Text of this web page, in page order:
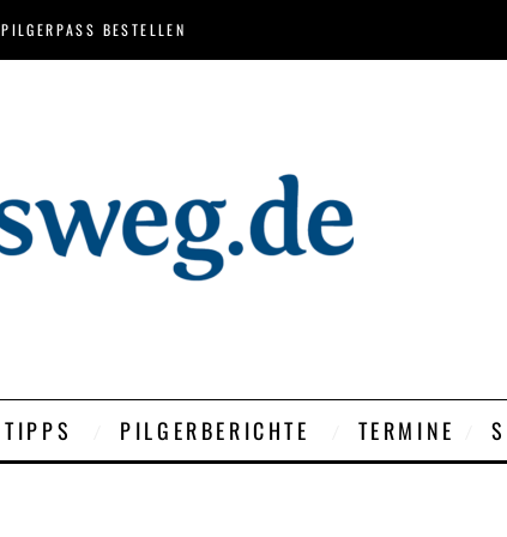
PILGERPASS BESTELLEN
TIPPS PILGERBERICHTE TERMINE